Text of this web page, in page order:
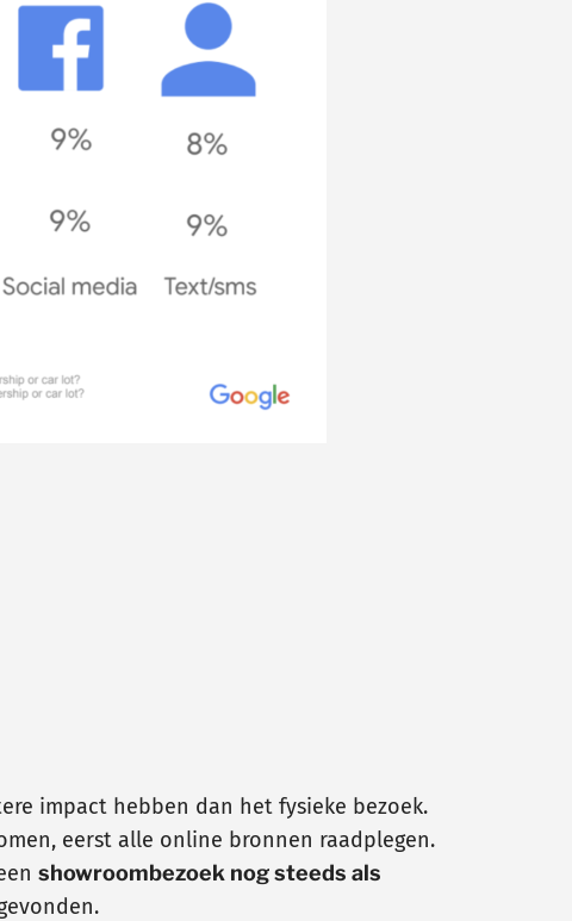
impact hebben dan het fysieke bezoek.
eerst alle online bronnen raadplegen.
showroombezoek nog steeds als